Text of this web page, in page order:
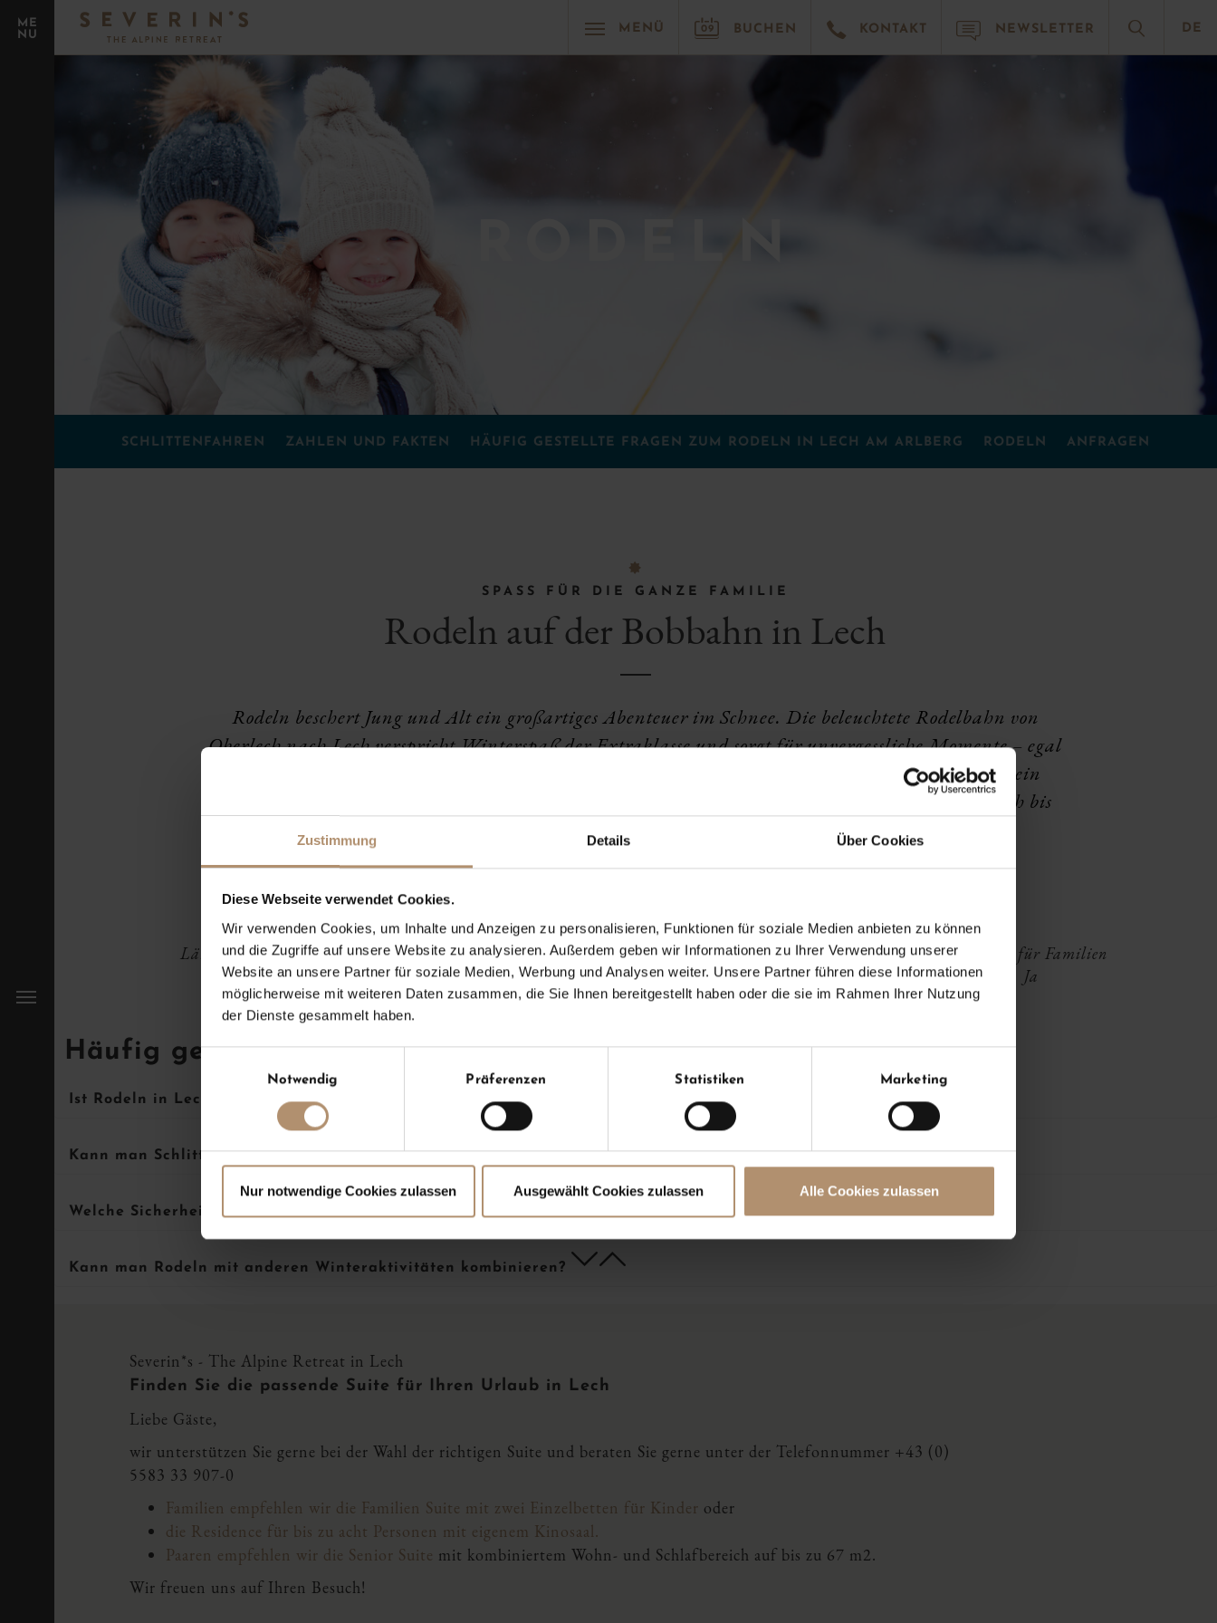
Zustimmung Details Über Cookies
Diese Webseite verwendet Cookies.
Wir verwenden Cookies, um Inhalte und Anzeigen zu personalisieren, Funktionen für soziale Medien anbieten zu können
und die Zugriffe auf unsere Website zu analysieren. Außerdem geben wir Informationen zu Ihrer Verwendung unserer
Website an unsere Partner für soziale Medien, Werbung und Analysen weiter. Unsere Partner führen diese Informationen
möglicherweise mit weiteren Daten zusammen, die Sie Ihnen bereitgestellt haben oder die sie im Rahmen Ihrer Nutzung
der Dienste gesammelt haben.
Einwilligungsauswahl
Notwendig Präferenzen Statistiken Marketing
Nur notwendige Cookies zulassen Ausgewählt Cookies zulassen Alle Cookies zulassen
ME
NU
MENÜ G
09 BUCHEN D KONTAKT A NEWSLETTER C DE
SCHLITTENFAHREN ZAHLEN UND FAKTEN HÄUFIG GESTELLTE FRAGEN ZUM RODELN IN LECH AM ARLBERG RODELN ANFRAGEN
F
SPASS FÜR DIE GANZE FAMILIE
Rodeln auf der Bobbahn in Lech
Rodeln beschert Jung und Alt ein großartiges Abenteuer im Schnee. Die beleuchtete Rodelbahn von
Oberlech nachLechverspricht Winterspaß der Extraklasse und sorgt für unvergessliche Momente – egal
ob bei Tag oder Nacht. Das Nachtrodeln ist nicht nur ein aufregendes Abenteuer, sondern auch ein
romantisches Highlight für Paare und ein unvergesslicher Spaß für Familien. Die Bahn ist täglich bis
22 Uhr geöffnet – perfekt, um Ihren Wintertag in Lech ausklingen zu lassen.
Länge Rodelbahn
1,2 km
Öffnungszeiten
9 bis 22 Uhr
Beleuchtete Abfahrt
Ja
Geeignet für Familien
Ja
Häufig gestellte Fragen zum Rodeln in Lech am Arlberg
Ist Rodeln in Lech am Arlberg auch abends möglich? fh
Kann man Schlitten oder Bobs vor Ort ausleihen?fh
Welche Sicherheitsmaßnahmen sollten beim Rodeln beachtet werden? fh
Kann man Rodeln mit anderen Winteraktivitäten kombinieren? fh
Severin*s - The Alpine Retreat in Lech
Finden Sie die passende Suite für Ihren Urlaub in Lech
Liebe Gäste,
wir unterstützen Sie gerne bei der Wahl der richtigen Suite und beraten Sie gerne unter der Telefonnummer +43 (0)
5583 33 907-0
Familien empfehlen wir die Familien Suite mit zwei Einzelbetten für Kinder oder
die Residence für bis zu acht Personen mit eigenem Kinosaal.
Paaren empfehlen wir die Senior Suite mit kombiniertem Wohn- und Schlafbereich auf bis zu 67 m2.
Wir freuen uns auf Ihren Besuch!